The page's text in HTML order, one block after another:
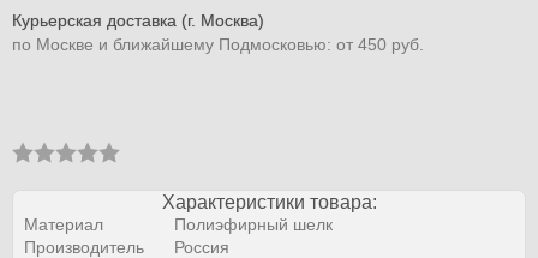
Курьерская доставка (г. Москва)
по Москве и ближайшему Подмосковью: от 450 руб.
Характеристики товара:
Материал
Полиэфирный шелк
Производитель
Россия